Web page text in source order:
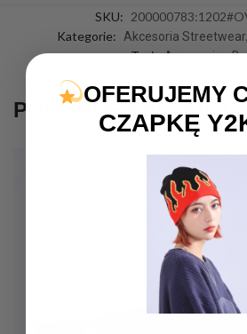
SKU:
Kategorie: Akcesoria Streetwear,
Tagi: Accessoire,
PODOBNE PRODUKTY
OFERUJEMY
CZAPKĘ